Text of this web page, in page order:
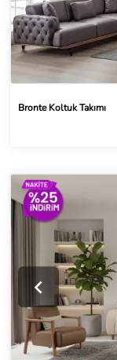
Bronte Koltuk Takımı